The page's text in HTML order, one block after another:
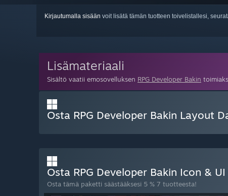
Kirjautumalla sisään voit lisätä tämän tuotteen toivelistallesi,
Lisämateriaali
Sisältö vaatii emosovelluksen RPG Developer Bakin
Osta RPG Developer Bakin Layout
Osta RPG Developer Bakin Icon & UI
Osta tämä paketti säästääksesi 5 % 7 tuotteesta!